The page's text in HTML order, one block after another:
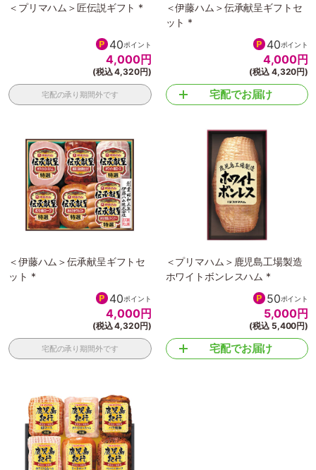
＜プリマハム＞匠伝説ギフト *
40ポイント
4,000円
(税込 4,320円)
宅配の承り期間外です
＜伊藤ハム＞伝承献呈ギフトセ
ット *
40ポイント
4,000円
(税込 4,320円)
宅配でお届け
＜伊藤ハム＞伝承献呈ギフトセ
ット *
40ポイント
4,000円
(税込 4,320円)
宅配の承り期間外です
＜プリマハム＞鹿児島工場製造
ホワイトボンレスハム *
50ポイント
5,000円
(税込 5,400円)
宅配でお届け